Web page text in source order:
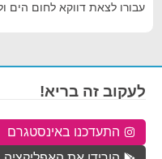
עבורו לצאת דווקא לחום הים
לעקוב זה בריא!
התעדכנו באינסטגרם